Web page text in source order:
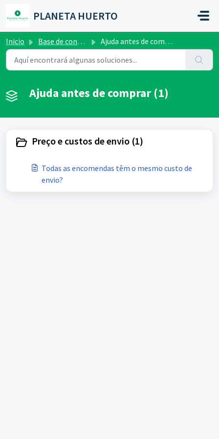
PLANETA HUERTO
Inicio Base de conocimientos Ajuda antes de comprar
Ajuda antes de comprar (1)
Preço e custos de envio (1)
Todas as encomendas têm o mesmo custo de
envio?